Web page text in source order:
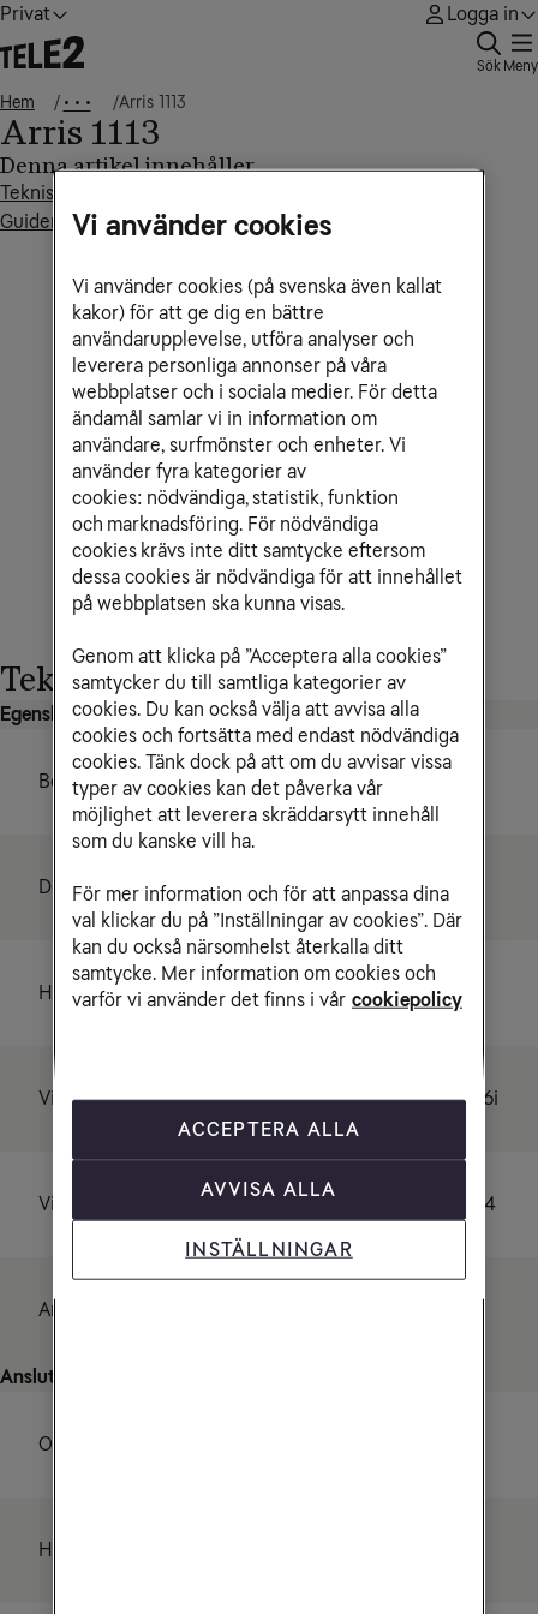
Privat Logga in
Sök Meny
Hem • • • Arris 1113
Arris 1113
Tekniska specifikationer
Egenskaper
Boxtyp HDTV
Display Nej
Hårddisk Nej
Videoupplösning 1080i, 720p, 576p, 576i
Videoformat MPEG-2 och MPEG-4
Antal tv-mottagare
Anslutningar
Optisk utgång
HDMI-utgång
Denna artikel innehåller
Tekniska specifikationer
Guider
Vi använder cookies
Vi använder cookies (på svenska även kallat
kakor) för att ge dig en bättre
användarupplevelse, utföra analyser och
leverera personliga annonser på våra
webbplatser och i sociala medier. För detta
ändamål samlar vi in information om
användare, surfmönster och enheter. Vi
använder fyra kategorier av
cookies: nödvändiga, statistik, funktion
och marknadsföring. För nödvändiga
cookies krävs inte ditt samtycke eftersom
dessa cookies är nödvändiga för att innehållet
på webbplatsen ska kunna visas.
Genom att klicka på ”Acceptera alla cookies”
samtycker du till samtliga kategorier av
cookies. Du kan också välja att avvisa alla
cookies och fortsätta med endast nödvändiga
cookies. Tänk dock på att om du avvisar vissa
typer av cookies kan det påverka vår
möjlighet att leverera skräddarsytt innehåll
som du kanske vill ha.
För mer information och för att anpassa dina
val klickar du på ”Inställningar av cookies”. Där
kan du också närsomhelst återkalla ditt
samtycke. Mer information om cookies och
varför vi använder det finns i vår cookiepolicy
ACCEPTERA ALLA
AVVISA ALLA
INSTÄLLNINGAR